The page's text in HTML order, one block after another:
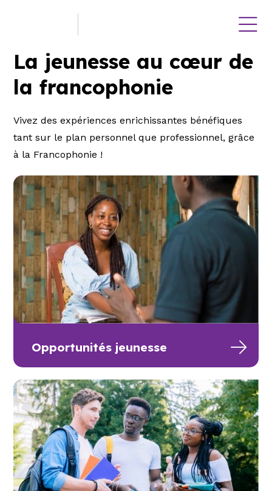
La jeunesse au cœur de
la francophonie
Vivez des expériences enrichissantes bénéfiques
tant sur le plan personnel que professionnel, grâce
à la Francophonie !
Opportunités jeunesse